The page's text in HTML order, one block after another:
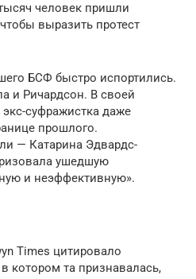
человек пришли
выразить протест
БСФ быстро испортились.
и Ричардсон. В своей
суфражистка даже
прошлого.
— Катарина Эдвардс-
ушедшую
и неэффективную».
Times цитировало
котором та признавалась,